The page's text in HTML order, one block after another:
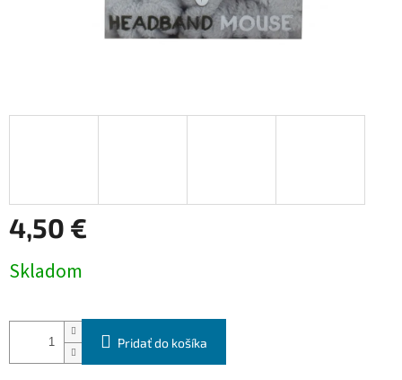
4,50 €
cena:
Skladom
Pridať do košíka